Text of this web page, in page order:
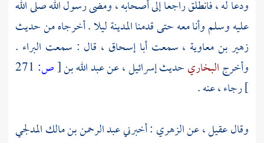
ودعا له ، فانطلق راجعا إلى أصحابه ، ومضى رسول الله صلى الله
عليه وسلم وأنا معه حتى قدمناالمدينةليلا . أخرجاه من حديث
زهير بن معاوية ، سمعتأبا إسحاق ، قال : سمعت البراء .
وأخرجالبخاريحديثإسرائيل ،عنعبد الله بن[ص: 271
]رجاء ،عنه .
وقالعقيل ،عنالزهري : أخبرنيعبد الرحمن بن مالك المدلجي